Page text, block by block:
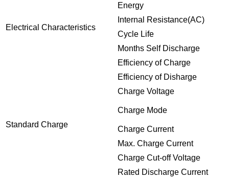
Electrical Characteristics
Energy
Internal Resistance(AC)
Cycle Life
Months Self Discharge
Efficiency of Charge
Efficiency of Disharge
Standard Charge
Charge Voltage
Charge Mode
Charge Current
Max. Charge Current
Charge Cut-off Voltage
Rated Discharge Current